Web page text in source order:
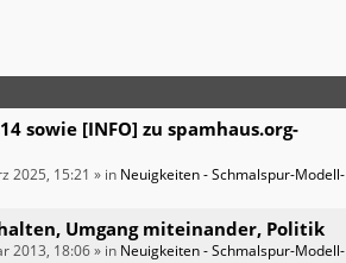
sowie [INFO] zu spamhaus.org-
2025, 15:21 » in Neuigkeiten - Schmalspur-Modell-
Umgang miteinander, Politik
2013, 18:06» in Neuigkeiten - Schmalspur-Modell-